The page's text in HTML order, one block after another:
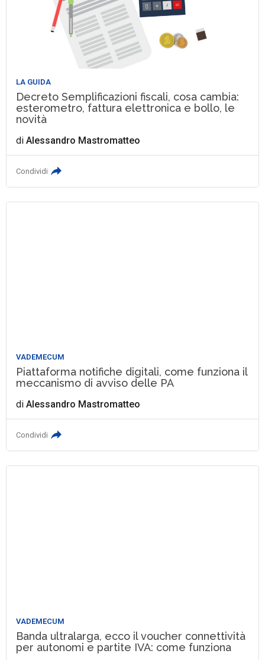
LA GUIDA
Decreto Semplificazioni fiscali, cosa cambia:
esterometro, fattura elettronica e bollo, le
novità
diAlessandro Mastromatteo
Condividi
VADEMECUM
Piattaforma notifiche digitali, come funziona il
meccanismo di avviso delle PA
diAlessandro Mastromatteo
Condividi
VADEMECUM
Banda ultralarga, ecco il voucher connettività
per autonomi e partite IVA: come funziona